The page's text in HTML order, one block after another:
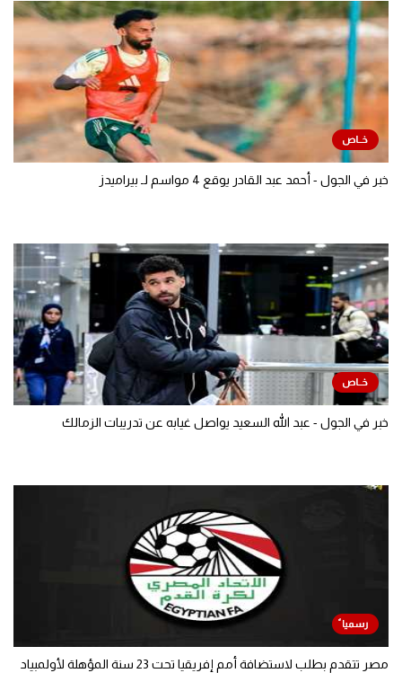
خبر في الجول - أحمد عبد القادر يوقع 4 مواسم لـ بيراميدز
خبر في الجول - عبد الله السعيد يواصل غيابه عن تدريبات الزمالك
مصر تتقدم بطلب لاستضافة أمم إفريقيا تحت 23 سنة المؤهلة لأولمبياد